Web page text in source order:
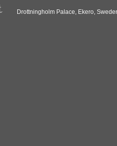
Drottningholm Palace, Ekero,